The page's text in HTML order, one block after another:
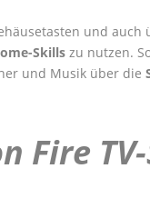
und auch
Skills zu nutzen.
und Musik über die
Fire